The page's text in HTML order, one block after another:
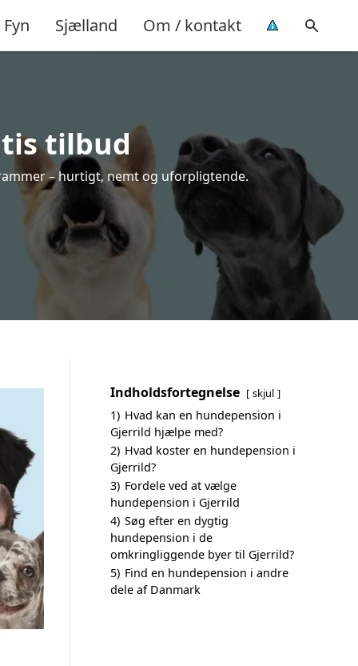
Fyn Sjælland Om / kontakt
tilbud
– hurtigt, nemt og uforpligtende.
Indholdsfortegnelse skjul
1) Hvad kan en hundepension i
Gjerrild hjælpe med?
2) Hvad koster en hundepension i
Gjerrild?
3) Fordele ved at vælge
hundepension i Gjerrild
4) Søg efter en dygtig
hundepension i de
omkringliggende byer til Gjerrild?
5) Find en hundepension i andre
dele af Danmark